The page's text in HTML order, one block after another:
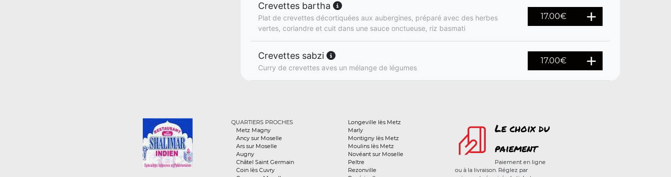
Crevettes bartha
Plat de crevettes décortiquées aux aubergines, préparé avec des herbes
vertes, coriandre et cuit dans une sauce onctueuse, riz basmati
17.00€
Crevettes sabzi
Curry de crevettes aves un mélange de légumes
17.00€
QUARTIERS PROCHES
Metz Magny
Ancy sur Moselle
Ars sur Moselle
Augny
Châtel Saint Germain
Coin lès Cuvry
Longeville lès Metz
Marly
Montigny lès Metz
Moulins lès Metz
Novéant sur Moselle
Peltre
Rezonville
Le choix du
paiement
Paiement en ligne
ou à la livraison. Réglez par